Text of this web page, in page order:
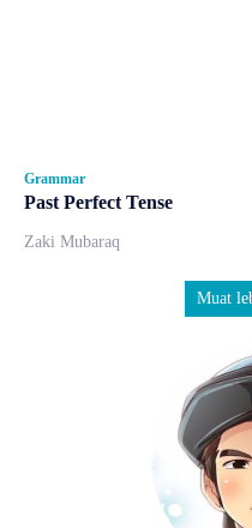
Grammar
Past Perfect Tense
Zaki Mubaraq
Muat